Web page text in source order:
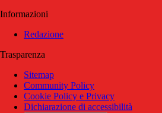
Informazioni
Redazione
Trasparenza
Sitemap
Community Policy
Cookie Policy e Privacy
Dichiarazione di accessibilità